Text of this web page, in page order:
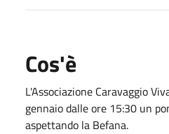
Cos'è
L'Associazione Caravaggio
gennaio dalle ore 15:30 un
aspettando la Befana.